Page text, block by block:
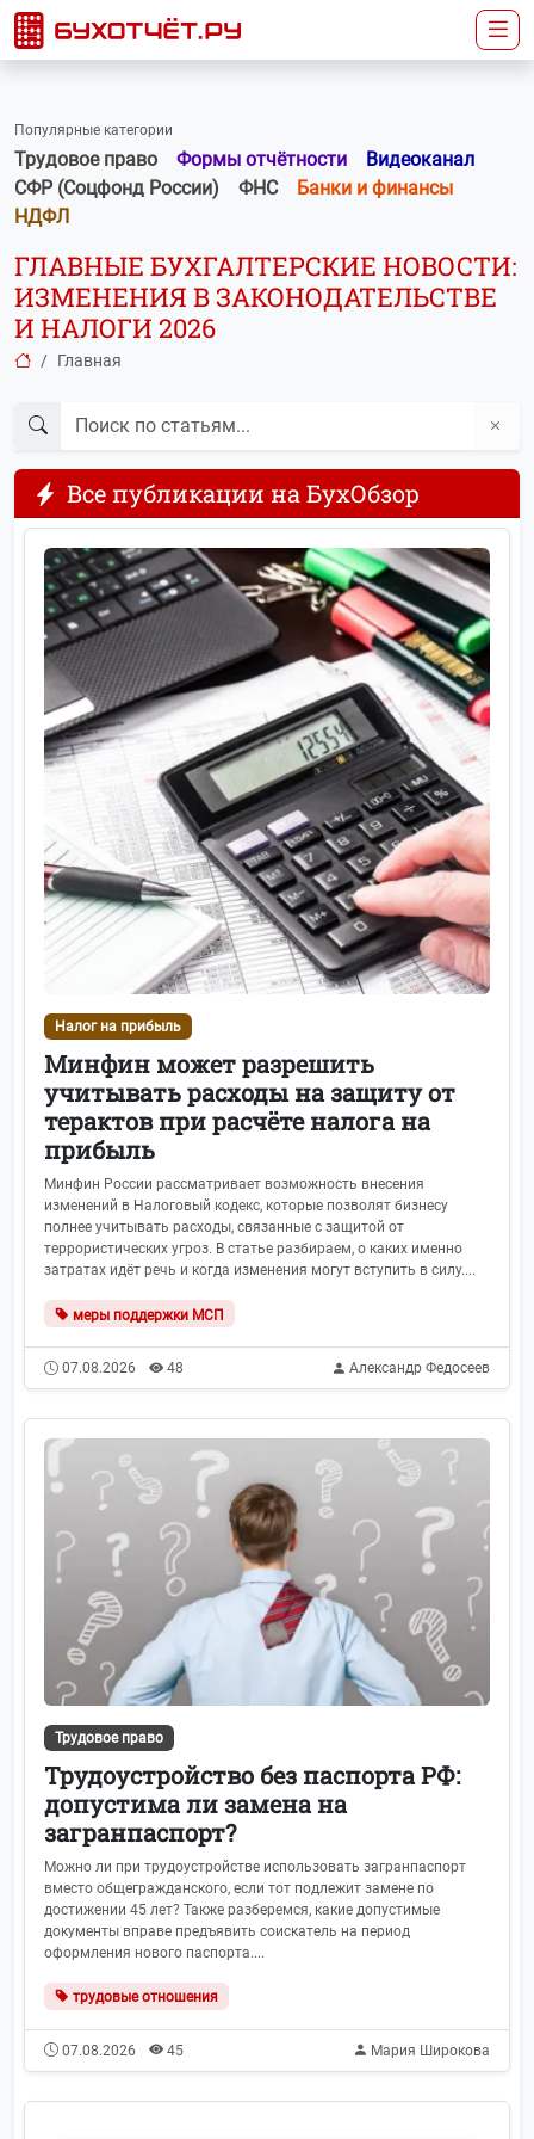
Популярные категории
Трудовое право Формы отчётности
Видеоканал
СФР (Соцфонд России)
ФНС
Банки и финансы
НДФЛ
ГЛАВНЫЕ БУХГАЛТЕРСКИЕ НОВОСТИ:
ИЗМЕНЕНИЯ В ЗАКОНОДАТЕЛЬСТВЕ
И НАЛОГИ 2026
Главная
Все публикации на БухОбзор
Налог на прибыль
Минфин может разрешить
учитывать расходы на защиту от
терактов при расчёте налога на
прибыль
Минфин России рассматривает возможность внесения
изменений в Налоговый кодекс, которые позволят бизнесу
полнее учитывать расходы, связанные с защитой от
террористических угроз. В статье разбираем, о каких именно
затратах идёт речь и когда изменения могут вступить в силу....
меры поддержки МСП
07.08.2026 48 Александр Федосеев
Трудовое право
Трудоустройство без паспорта РФ:
допустима ли замена на
загранпаспорт?
Можно ли при трудоустройстве использовать загранпаспорт
вместо общегражданского, если тот подлежит замене по
достижении 45 лет? Также разберемся, какие допустимые
документы вправе предъявить соискатель на период
оформления нового паспорта....
трудовые отношения
07.08.2026 45 Мария Широкова